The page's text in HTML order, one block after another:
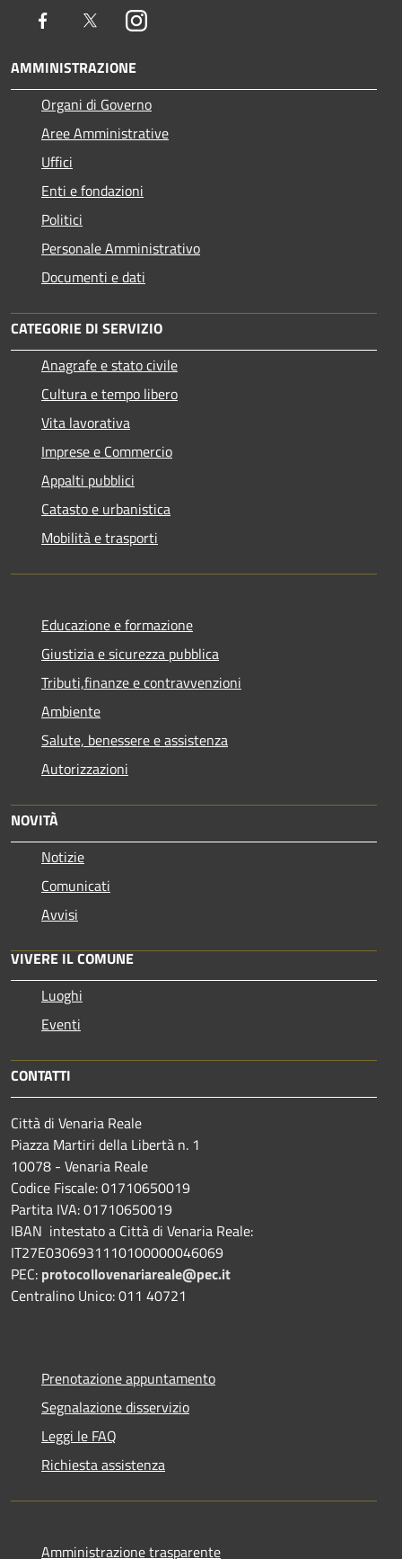
Facebook TwitterInstagram
AMMINISTRAZIONE
Organi di Governo
Aree Amministrative
Uffici
Enti e fondazioni
Politici
Personale Amministrativo
Documenti e dati
CATEGORIE DI SERVIZIO
Anagrafe e stato civile
Cultura e tempo libero
Vita lavorativa
Imprese e Commercio
Appalti pubblici
Catasto e urbanistica
Mobilità e trasporti
Educazione e formazione
Giustizia e sicurezza pubblica
Tributi,finanze e contravvenzioni
Ambiente
Salute, benessere e assistenza
Autorizzazioni
NOVITÀ
Notizie
Comunicati
Avvisi
VIVERE IL COMUNE
Luoghi
Eventi
CONTATTI
Città di Venaria Reale
Piazza Martiri della Libertà n. 1
10078 - Venaria Reale
Codice Fiscale: 01710650019
Partita IVA: 01710650019
IBAN intestato a Città di Venaria Reale:
IT27E0306931110100000046069
PEC: protocollovenariareale@pec.it
Centralino Unico: 011 40721
Prenotazione appuntamento
Segnalazione disservizio
Leggi le FAQ
Richiesta assistenza
Amministrazione trasparente